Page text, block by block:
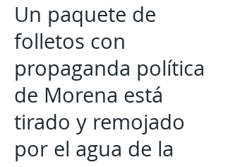
Un paquete de
folletos con
propaganda política
de Morena está
tirado y remojado
por el agua de la